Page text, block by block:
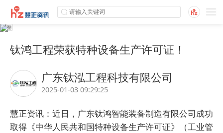
钛鸿工程荣获特种设备生产许可证！
广东钛泓工程科技有限公司
2025-01-03 09:29:25
慧正资讯：近日，广东钛鸿智能装备制造有限公司成功
取得《中华人民共和国特种设备生产许可证》（工业管